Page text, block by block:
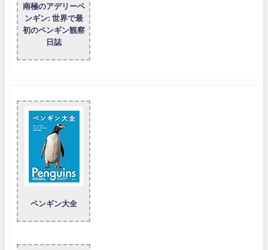
南極のアデリーペ
ンギン: 世界で最
初のペンギン観察
日誌
ペンギン大全